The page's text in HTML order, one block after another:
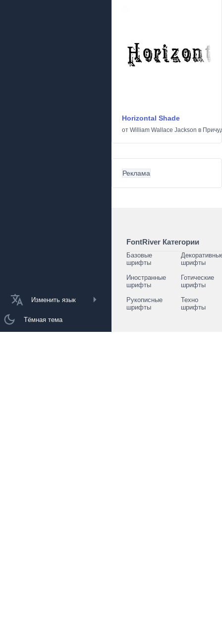
Изменить язык
Тёмная тема
Horizontal Shade
от William Wallace Jackson в
Реклама
FontRiver Категории
Базовые
шрифты
шрифты
Иностранные
шрифты
Готические
шрифты
Рукописные
шрифты
Техно
шрифты